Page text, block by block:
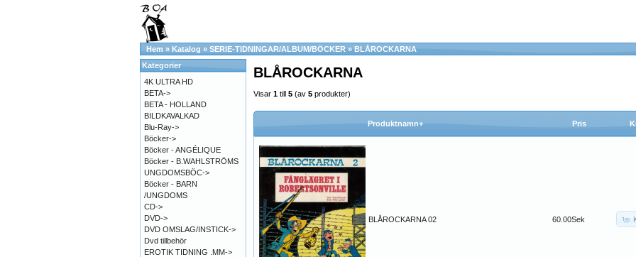
Hem » Katalog » SERIE-TIDNINGAR/ALBUM/BÖCKER » BLÅROCKARNA
BLÅROCKARNA
Visar 1 till 5 (av 5 produkter)
Produktnamn+ Pris
BLÅROCKARNA 02 60.00Sek
Kategorier
4K ULTRA HD
BETA->
BETA - HOLLAND
BILDKAVALKAD
Blu-Ray->
Böcker->
Böcker - ANGÉLIQUE
Böcker - B.WAHLSTRÖMS
UNGDOMSBÖC->
Böcker - BARN
/UNGDOMS
CD->
DVD->
DVD OMSLAG/INSTICK->
Dvd tillbehör
EROTIK TIDNING .MM->